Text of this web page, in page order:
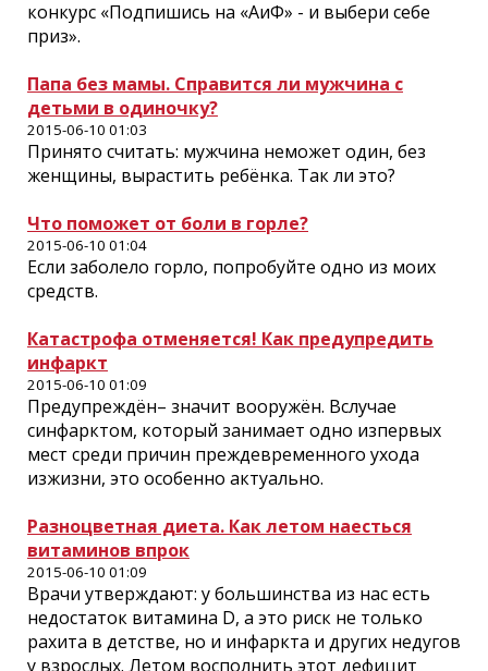
конкурс ­«Подпишись на «АиФ» - и выбери себе
приз».
Папа без мамы. Справится ли мужчина с
детьми в одиночку?
2015-06-10 01:03
Принято считать: мужчина неможет один, без
женщины, вырастить ребёнка. Так ли это?
Что поможет от боли в горле?
2015-06-10 01:04
Если заболело горло, попробуйте одно из моих
средств.
Катастрофа отменяется! Как предупредить
инфаркт
2015-06-10 01:09
Предупреждён– значит вооружён. Вслучае
синфарктом, который занимает одно изпервых
мест среди причин преждевременного ухода
изжизни, это особенно актуально.
Разноцветная диета. Как летом наесться
витаминов впрок
2015-06-10 01:09
Врачи утверждают: у большинства из нас есть
недостаток витамина D, а это риск не только
рахита в дет­стве, но и инфаркта и других недугов
у взрослых. Летом восполнить этот дефицит